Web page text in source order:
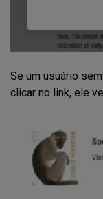
Se um usuário
clicar no link, ele